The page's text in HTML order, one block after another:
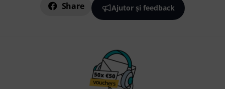
Share Ajutor și feedback